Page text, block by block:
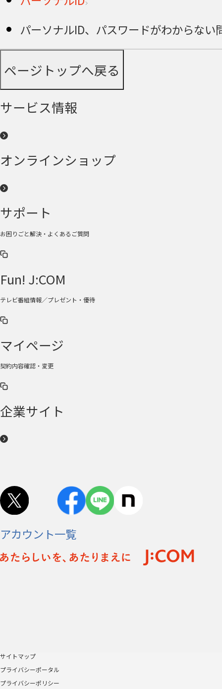
パーソナルID、パスワードがわからない
ページトップへ戻る
サービス情報
オンラインショップ
サポート
お困りごと解決・よくあるご質問
Fun! J:COM
テレビ番組情報／プレゼント・優待
マイページ
契約内容確認・変更
企業サイト
アカウント一覧
サイトマップ
プライバシーポータル
プライバシーポリシー